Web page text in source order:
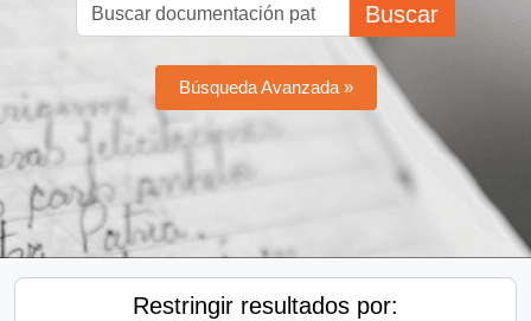
Buscar
Búsqueda Avanzada »
Restringir resultados por: